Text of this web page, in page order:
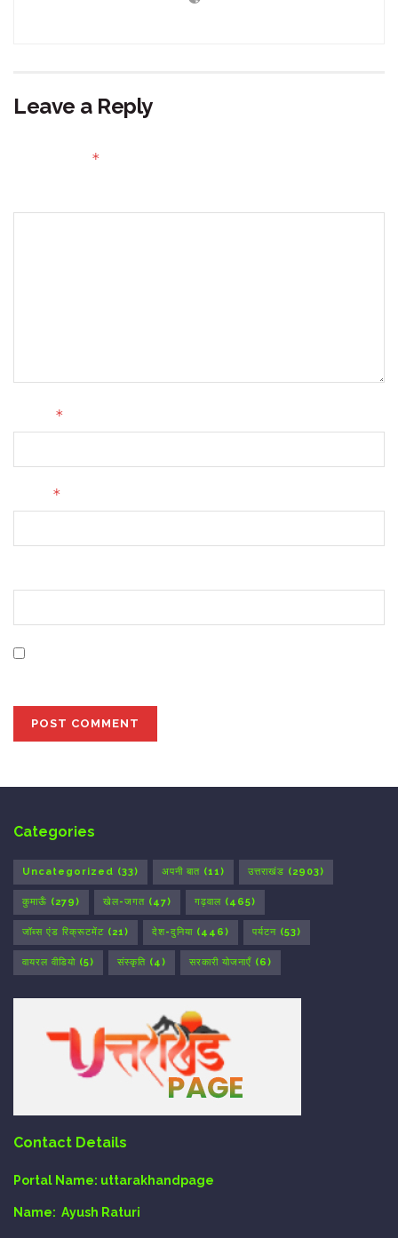
Leave a Reply
*
*
*
Categories
Uncategorized (33) अपनी बात (11) उत्तराखंड (2903)
कुमाऊँ (279) खेल-जगत (47) गढ़वाल (465)
जॉब्स एंड रिक्रूटमेंट (21) देश-दुनिया (446) पर्यटन (53)
वायरल वीडियो (5) संस्कृति (4) सरकारी योजनाएँ (6)
Contact Details
Portal Name: uttarakhandpage
Name: Ayush Raturi